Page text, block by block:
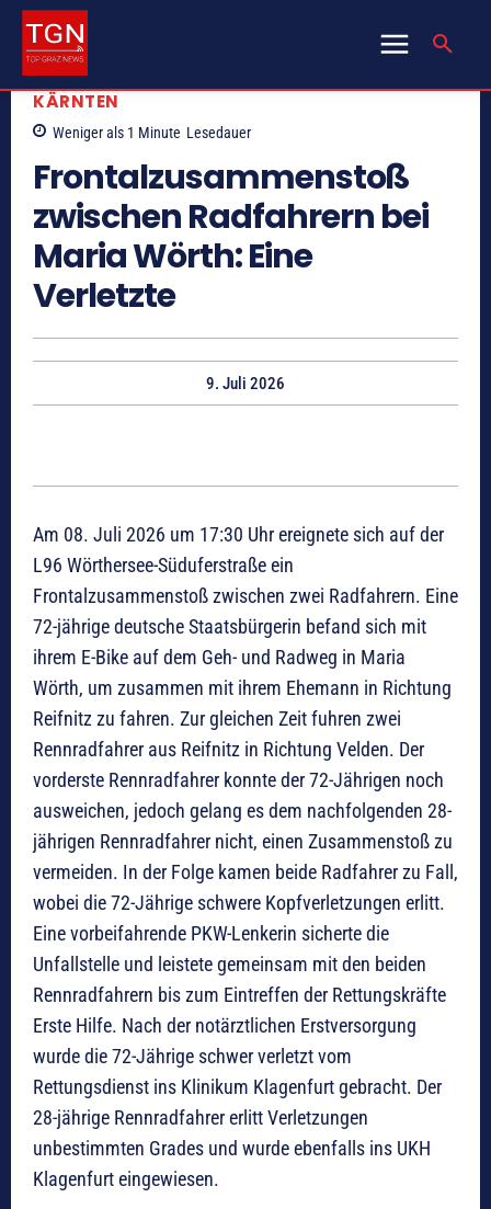
KÄRNTEN
Weniger als 1 Minute Lesedauer
Frontalzusammenstoß
zwischen Radfahrern bei
Maria Wörth: Eine
Verletzte
9. Juli 2026
Am 08. Juli 2026 um 17:30 Uhr ereignete sich auf der
L96 Wörthersee-Süduferstraße ein
Frontalzusammenstoß zwischen zwei Radfahrern. Eine
72-jährige deutsche Staatsbürgerin befand sich mit
ihrem E-Bike auf dem Geh- und Radweg in Maria
Wörth, um zusammen mit ihrem Ehemann in Richtung
Reifnitz zu fahren. Zur gleichen Zeit fuhren zwei
Rennradfahrer aus Reifnitz in Richtung Velden. Der
vorderste Rennradfahrer konnte der 72-Jährigen noch
ausweichen, jedoch gelang es dem nachfolgenden 28-
jährigen Rennradfahrer nicht, einen Zusammenstoß zu
vermeiden. In der Folge kamen beide Radfahrer zu Fall,
wobei die 72-Jährige schwere Kopfverletzungen erlitt.
Eine vorbeifahrende PKW-Lenkerin sicherte die
Unfallstelle und leistete gemeinsam mit den beiden
Rennradfahrern bis zum Eintreffen der Rettungskräfte
Erste Hilfe. Nach der notärztlichen Erstversorgung
wurde die 72-Jährige schwer verletzt vom
Rettungsdienst ins Klinikum Klagenfurt gebracht. Der
28-jährige Rennradfahrer erlitt Verletzungen
unbestimmten Grades und wurde ebenfalls ins UKH
Klagenfurt eingewiesen.